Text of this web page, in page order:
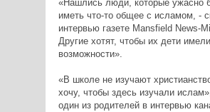
«Нашлись люди, которые ужасно
иметь что-то общее с исламом, -
интервью газете Mansfield News-
Другие хотят, чтобы их дети
возможности».
«В школе не изучают
хочу, чтобы здесь изучали
один из родителей в интервью